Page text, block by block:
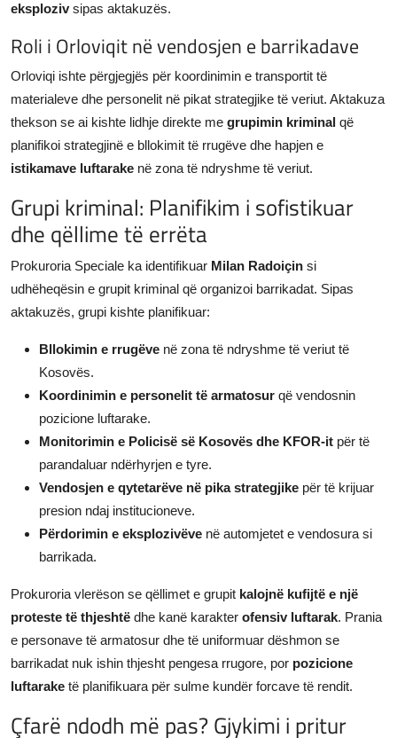
eksplozivsipas aktakuzës.
Roli i Orloviqit në vendosjen e barrikadave
Orloviqi ishte përgjegjës për koordinimin e transportit të
materialeve dhe personelit në pikat strategjike të veriut. Aktakuza
thekson se ai kishte lidhje direkte me grupimin kriminal që
planifikoi strategjinë e bllokimit të rrugëve dhe hapjen e
istikamave luftarake në zona të ndryshme të veriut.
Grupi kriminal: Planifikim i sofistikuar
dhe qëllime të errëta
Prokuroria Speciale ka identifikuar Milan Radoiçin si
udhëheqësin e grupit kriminal që organizoi barrikadat. Sipas
aktakuzës, grupi kishte planifikuar:
Bllokimin e rrugëve në zona të ndryshme të veriut të
Kosovës.
Koordinimin e personelit të armatosur që vendosnin
pozicione luftarake.
Monitorimin e Policisë së Kosovës dhe KFOR-it për të
parandaluar ndërhyrjen e tyre.
Vendosjen e qytetarëve në pika strategjike për të krijuar
presion ndaj institucioneve.
Përdorimin e eksplozivëve në automjetet e vendosura si
barrikada.
Prokuroria vlerëson se qëllimet e grupit kalojnë kufijtë e një
proteste të thjeshtë dhe kanë karakter ofensiv luftarak. Prania
e personave të armatosur dhe të uniformuar dëshmon se
barrikadat nuk ishin thjesht pengesa rrugore, por pozicione
luftarake të planifikuara për sulme kundër forcave të rendit.
Çfarë ndodh më pas? Gjykimi i pritur